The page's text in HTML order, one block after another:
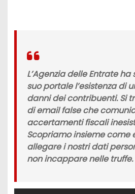
L’Agenzia delle Entrateha
suo portale l’esistenza di
danni dei contribuenti. Si
diemail falseche
accertamenti fiscali
Scopriamo insieme come
allegare i nostri dati
non incappare nelle truffe.